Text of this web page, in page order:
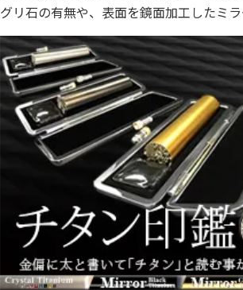
グリ石の有無や、表面を鏡面加工したミ